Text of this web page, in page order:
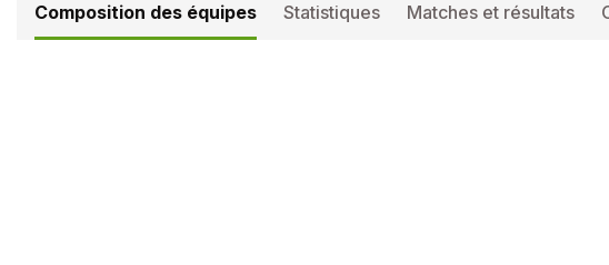
Composition des équipes Statistiques Matches et résultats